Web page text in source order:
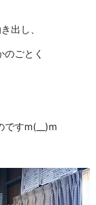
出し、
ごとく
ですm(__)m